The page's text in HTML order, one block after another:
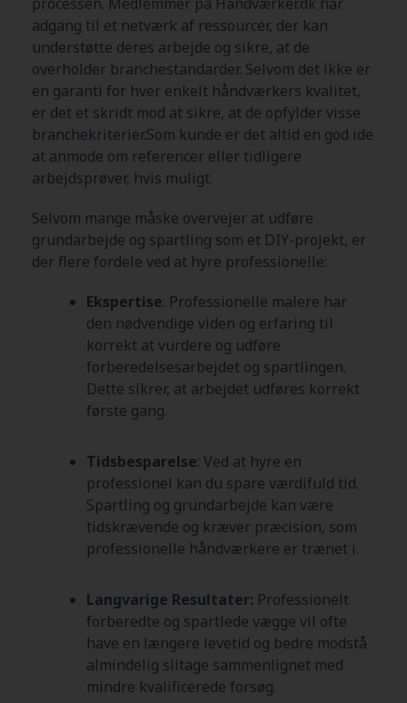
adgang til et netværk af ressourcer, der kan
understøtte deres arbejde og sikre, at de
overholder branchestandarder. Selvom det ikke er
en garanti for hver enkelt håndværkers kvalitet,
er det et skridt mod at sikre, at de opfylder visse
branchekriterier.Som kunde er det altid en god ide
at anmode om referencer eller tidligere
arbejdsprøver, hvis muligt.
Selvom mange måske overvejer at udføre
grundarbejde og spartling som et DIY-projekt, er
der flere fordele ved at hyre professionelle:
Ekspertise: Professionelle malere har
den nødvendige viden og erfaring til
korrekt at vurdere og udføre
forberedelsesarbejdet og spartlingen.
Dette sikrer, at arbejdet udføres korrekt
første gang.
Tidsbesparelse: Ved at hyre en
professionel kan du spare værdifuld tid.
Spartling og grundarbejde kan være
tidskrævende og kræver præcision, som
professionelle håndværkere er trænet i.
Langvarige Resultater: Professionelt
forberedte og spartlede vægge vil ofte
have en længere levetid og bedre modstå
almindelig slitage sammenlignet med
mindre kvalificerede forsøg.